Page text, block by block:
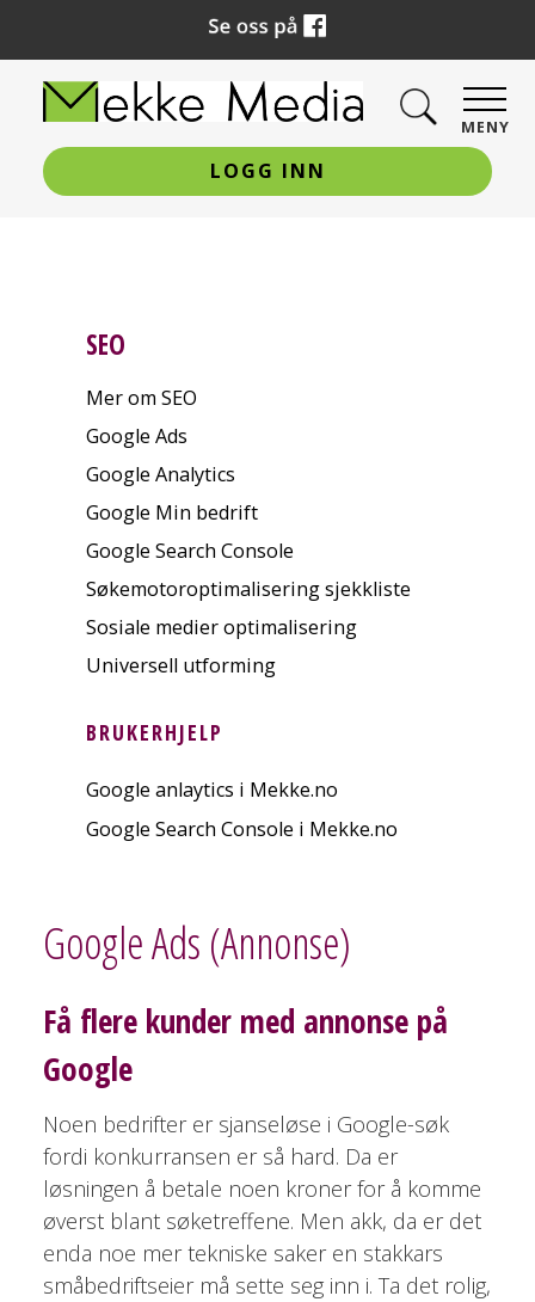
MENY
LOGG INN
SEO
Mer om SEO
Google Ads
Google Analytics
Google Min bedrift
Google Search Console
Søkemotoroptimalisering sjekkliste
Sosiale medier optimalisering
Universell utforming
BRUKERHJELP
Google anlaytics i Mekke.no
Google Search Console i Mekke.no
Google Ads (Annonse)
Få flere kunder med annonse på
Google
Noen bedrifter er sjanseløse i Google-søk
fordi konkurransen er så hard. Da er
løsningen å betale noen kroner for å komme
øverst blant søketreffene. Men akk, da er det
enda noe mer tekniske saker en stakkars
småbedriftseier må sette seg inn i. Ta det rolig,